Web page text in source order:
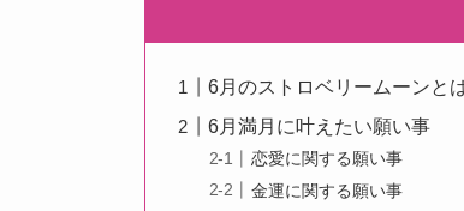
6月のストロベリームーンと
6月満月に叶えたい願い事
恋愛に関する願い事
金運に関する願い事